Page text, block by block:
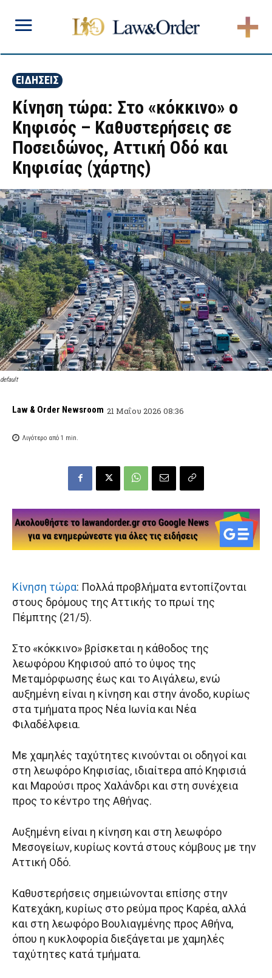
ΕΙΔΗΣΕΙΣ
Κίνηση τώρα: Στο «κόκκινο» ο
Κηφισός – Καθυστερήσεις σε
Ποσειδώνος, Αττική Οδό και
Κηφισίας (χάρτης)
default
Law & Order Newsroom 21 Μαΐου 2026 08:36
Λιγότερο από 1 min.
Κίνηση τώρα: Πολλά προβλήματα εντοπίζονται
στους δρόμους της Αττικής το πρωί της
Πέμπτης (21/5).
Στο «κόκκινο» βρίσκεται η κάθοδος της
λεωφόρου Κηφισού από το ύψος της
Μεταμόρφωσης έως και το Αιγάλεω, ενώ
αυξημένη είναι η κίνηση και στην άνοδο, κυρίως
στα τμήματα προς Νέα Ιωνία και Νέα
Φιλαδέλφεια.
Με χαμηλές ταχύτητες κινούνται οι οδηγοί και
στη λεωφόρο Κηφισίας, ιδιαίτερα από Κηφισιά
και Μαρούσι προς Χαλάνδρι και στη συνέχεια
προς το κέντρο της Αθήνας.
Αυξημένη είναι η κίνηση και στη λεωφόρο
Μεσογείων, κυρίως κοντά στους κόμβους με την
Αττική Οδό.
Καθυστερήσεις σημειώνονται επίσης στην
Κατεχάκη, κυρίως στο ρεύμα προς Καρέα, αλλά
και στη λεωφόρο Βουλιαγμένης προς Αθήνα,
όπου η κυκλοφορία διεξάγεται με χαμηλές
ταχύτητες κατά τμήματα.